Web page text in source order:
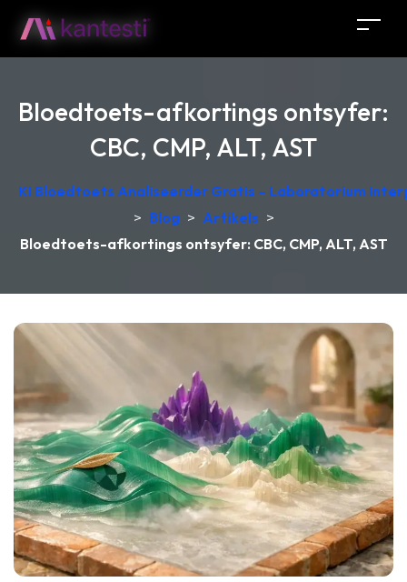
Bloedtoets-afkortings ontsyfer:
CBC, CMP, ALT, AST
KI Bloedtoets Analiseerder Gratis – Laboratorium
> Blog > Artikels >
Bloedtoets-afkortings ontsyfer: CBC, CMP, ALT, AST